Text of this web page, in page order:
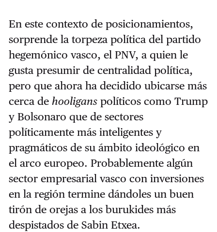
En este contexto de posicionamientos,
sorprende la torpeza política del partido
hegemónico vasco, el PNV, a quien le
gusta presumir de centralidad política,
pero que ahora ha decidido ubicarse más
cerca de hooliganspolíticos como Trump
y Bolsonaro que de sectores
políticamente más inteligentes y
pragmáticos de su ámbito ideológico en
el arco europeo. Probablemente algún
sector empresarial vasco con inversiones
en la región termine dándoles un buen
tirón de orejas a los burukides más
despistados de Sabin Etxea.